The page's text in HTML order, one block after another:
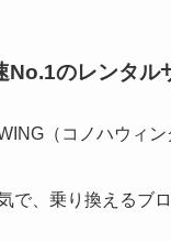
No.1のレンタル
（コノハウィ
で、乗り換えるブ